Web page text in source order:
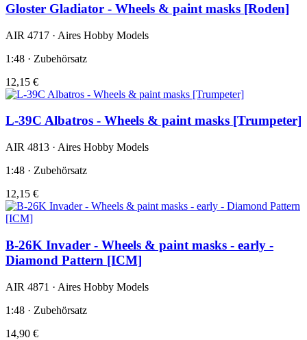
Gloster Gladiator - Wheels & paint masks [Roden]
AIR 4717 · Aires Hobby Models
1:48 · Zubehörsatz
12,15 €
L-39C Albatros - Wheels & paint masks [Trumpeter]
AIR 4813 · Aires Hobby Models
1:48 · Zubehörsatz
12,15 €
B-26K Invader - Wheels & paint masks - early -
Diamond Pattern [ICM]
AIR 4871 · Aires Hobby Models
1:48 · Zubehörsatz
14,90 €